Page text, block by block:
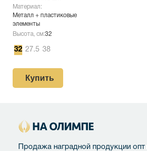
Материал:
Металл + пластиковые
элементы
Высота, см:32
32 27.5 38
Купить
Продажа наградной продукции опт